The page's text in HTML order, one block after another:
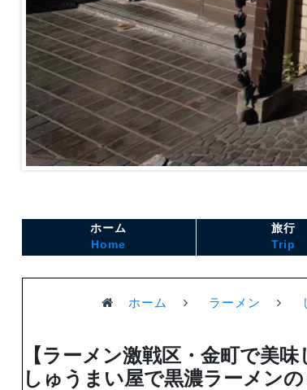
ホーム
Home
旅行
Trip
ホーム ラーメン
【ラーメン激戦区・金町で美
しゅうまい屋で黒濃ラーメン